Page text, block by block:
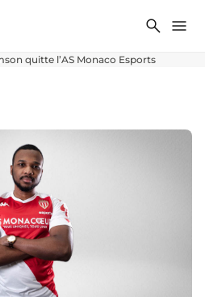
quitte l’AS Monaco Esports